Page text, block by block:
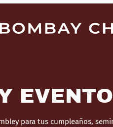
para tus cumpleaños,